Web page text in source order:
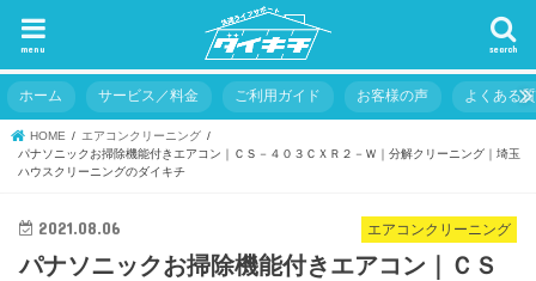
search
menu
ホーム サービス／料金 ご利用ガイド お客様の声 よくある
HOME
エアコンクリーニング
パナソニックお掃除機能付きエアコン｜ＣＳ－４０３ＣＸＲ２－Ｗ｜分解クリーニング｜埼玉
ハウスクリーニングのダイキチ
エアコンクリーニング
2021.08.06
パナソニックお掃除機能付きエアコン｜ＣＳ